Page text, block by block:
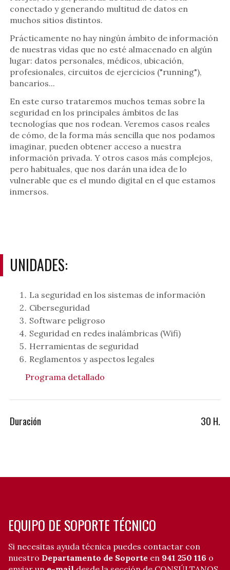
conectado y generando multitud de datos en
muchos sitios distintos.
Prácticamente no hay ningún ámbito de información
de nuestras vidas que no esté almacenado en algún
lugar: datos personales, médicos, ubicación,
profesionales, circuitos de ejercicios ("running"),
bancarios...
En este curso trataremos muchos temas sobre la
seguridad en los principales ámbitos de las
tecnologías que nos rodean. Veremos casos reales
de cómo, de la forma más sencilla que nos podamos
imaginar, pueden obtener acceso a nuestra
información privada. Y otros casos más complejos,
pero habituales, que nos darán una idea de lo
vulnerable que es el mundo digital en el que estamos
inmersos.
UNIDADES:
La seguridad en los sistemas de información
Ciberseguridad
Software peligroso
Seguridad en redes inalámbricas (Wifi)
Herramientas de seguridad
Reglamentos y aspectos legales
Programa detallado
30 H.
Duración
EQUIPO DE SOPORTE TÉCNICO
Si necesitas ayuda técnica puedes contactar con
nuestro Departamento de Soporte en 941 250 116 o